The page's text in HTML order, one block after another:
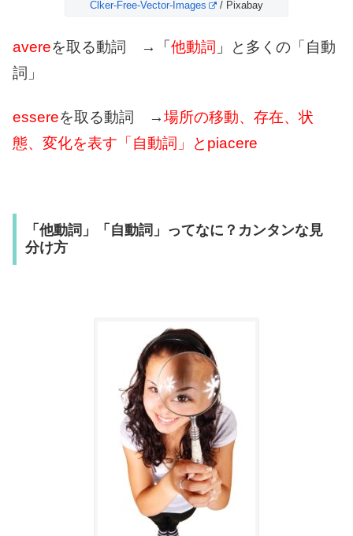
Clker-Free-Vector-Images / Pixabay
avereを取る動詞 → 「 他動詞 」
と多くの「自動
詞」
essereを取る動詞 →場所の移動、存在、状
態、変化を表す「自動詞」とpiacere
「他動詞」「自動詞」ってなに？カンタンな見
分け方